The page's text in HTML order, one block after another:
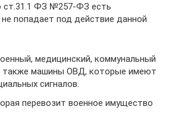
ст.31.1 ФЗ №257-ФЗ есть
попадает под действие данной
медицинский, коммунальный
также машины ОВД, которые имеют
сигналов.
перевозит военное имущество